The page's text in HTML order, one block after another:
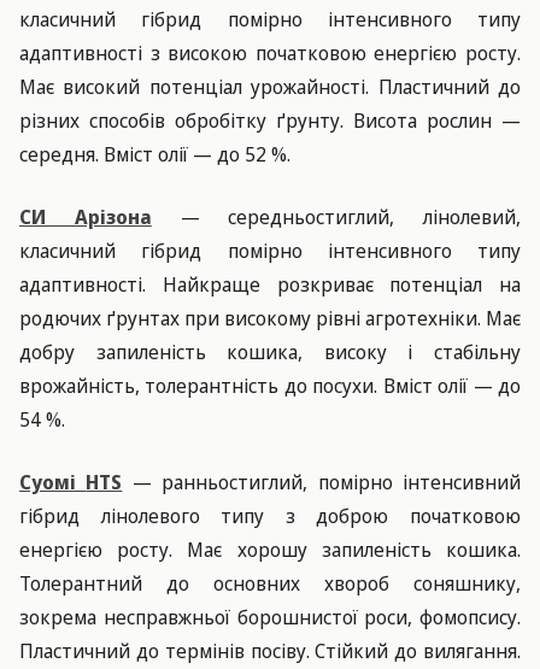
класичний гібрид помірно інтенсивного типу
адаптивності з високою початковою енергією росту.
Має високий потенціал урожайності. Пластичний до
різних способів обробітку ґрунту. Висота рослин —
середня. Вміст олії — до 52 %.
СИ Арізона — середньостиглий, лінолевий,
класичний гібрид помірно інтенсивного типу
адаптивності. Найкраще розкриває потенціал на
родючих ґрунтах при високому рівні агротехніки. Має
добру запиленість кошика, високу і стабільну
врожайність, толерантність до посухи. Вміст олії — до
54 %.
Суомі HTS — ранньостиглий, помірно інтенсивний
гібрид лінолевого типу з доброю початковою
енергією росту. Має хорошу запиленість кошика.
Толерантний до основних хвороб соняшнику,
зокрема несправжньої борошнистої роси, фомопсису.
Пластичний до термінів посіву. Стійкий до вилягання.